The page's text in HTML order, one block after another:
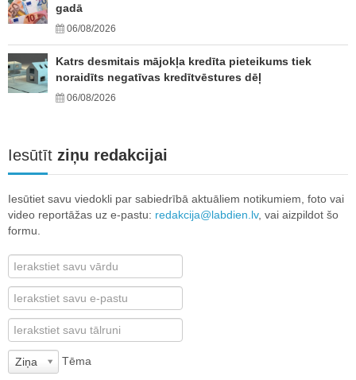
gadā
06/08/2026
Katrs desmitais mājokļa kredīta pieteikums tiek
noraidīts negatīvas kredītvēstures dēļ
06/08/2026
Iesūtīt ziņu redakcijai
Iesūtiet savu viedokli par sabiedrībā aktuāliem notikumiem, foto vai
video reportāžas uz e-pastu: redakcija@labdien.lv, vai aizpildot šo
formu.
Ziņa Tēma